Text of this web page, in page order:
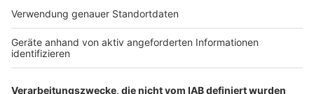
persönlicher Wochenrückblick - so privat wie noch nie,
so lustig wie immer.
Anzeige